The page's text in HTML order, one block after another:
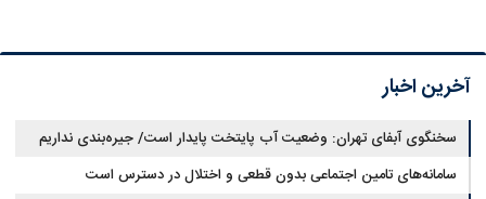
آخرین اخبار
سخنگوی آبفای تهران: وضعیت آب پایتخت پایدار است/ جیره‌بندی نداریم
سامانه‌های تامین اجتماعی بدون قطعی و اختلال در دسترس است